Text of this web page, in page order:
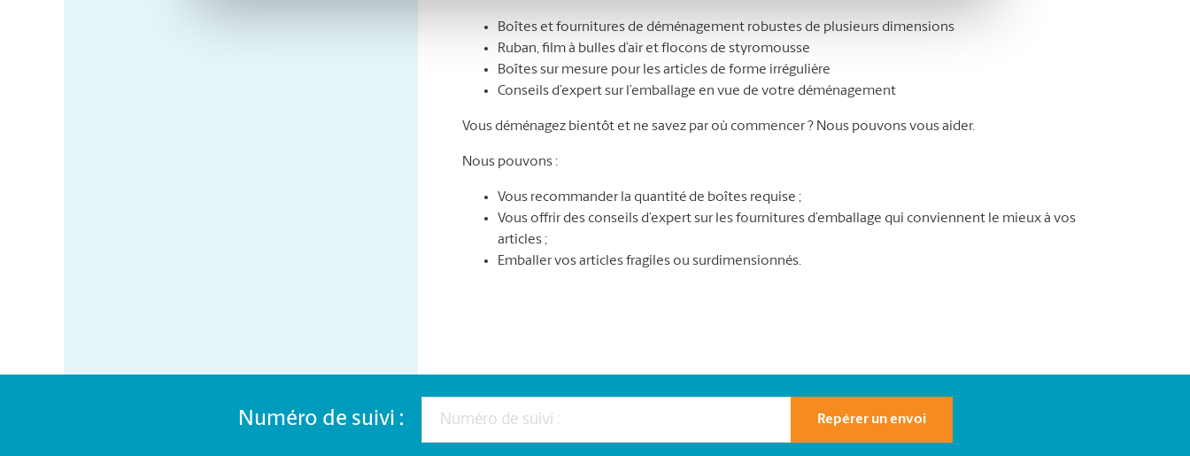
Boîtes et fournitures de déménagement robustes de plusieurs dimensions
Ruban, film à bulles d’air et flocons de styromousse
Boîtes sur mesure pour les articles de forme irrégulière
Conseils d’expert sur l’emballage en vue de votre déménagement
Vous déménagez bientôt et ne savez par où commencer ? Nous pouvons vous aider.
Nous pouvons :
Vous recommander la quantité de boîtes requise ;
Vous offrir des conseils d’expert sur les fournitures d’emballage qui conviennent le mieux à vos
articles ;
Emballer vos articles fragiles ou surdimensionnés.
Numéro de suivi : Repérer un envoi